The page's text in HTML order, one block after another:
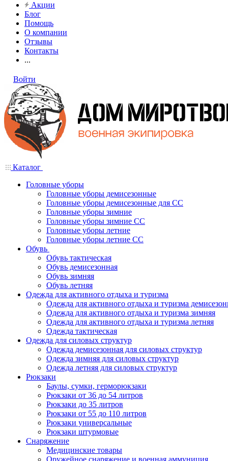
Акции
Блог
Помощь
О компании
Отзывы
Контакты
...
Войти
Каталог
Головные уборы
Головные уборы демисезонные
Головные уборы демисезонные для СС
Головные уборы зимние
Головные уборы зимние СС
Головные уборы летние
Головные уборы летние СС
Обувь
Обувь тактическая
Обувь демисезонная
Обувь зимняя
Обувь летняя
Одежда для активного отдыха и туризма
Одежда для активного отдыха и туризма
Одежда для активного отдыха и туризма зимняя
Одежда для активного отдыха и туризма летняя
Одежда тактическая
Одежда для силовых структур
Одежда демисезонная для силовых структур
Одежда зимняя для силовых структур
Одежда летняя для силовых структур
Рюкзаки
Баулы, сумки, герморюкзаки
Рюкзаки от 36 до 54 литров
Рюкзаки до 35 литров
Рюкзаки от 55 до 110 литров
Рюкзаки универсальные
Рюкзаки штурмовые
Снаряжение
Медицинские товары
Оружейное снаряжение и военная аммуниция